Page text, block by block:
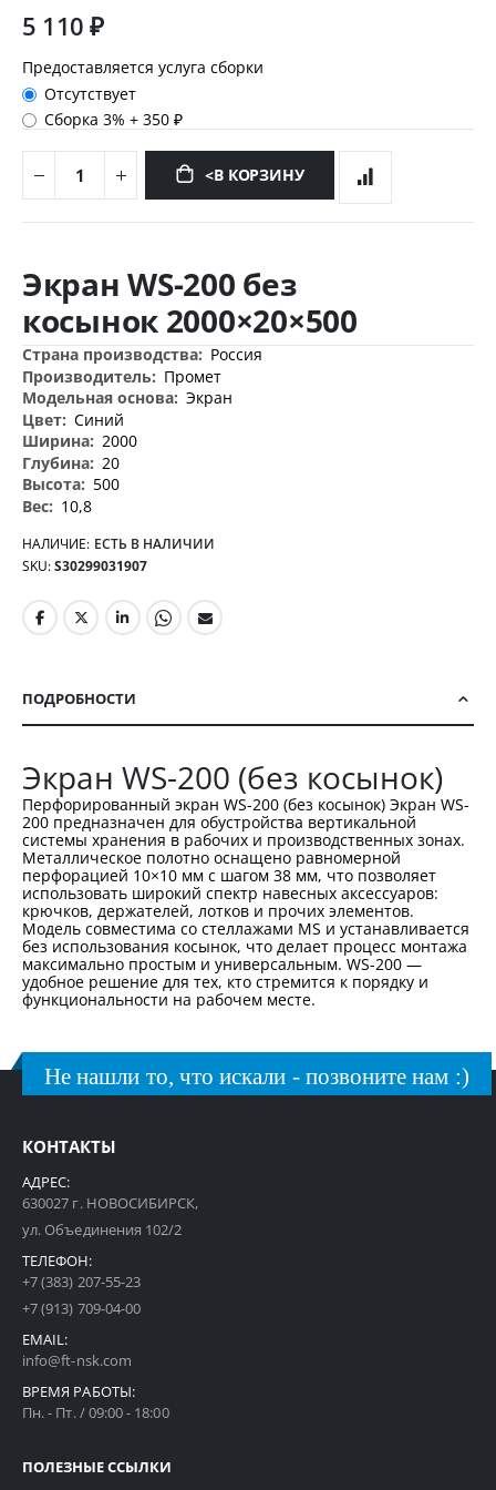
5 110 ₽
Предоставляется услуга сборки
Отсутствует
Сборка 3%+350 ₽
<В КОРЗИНУ
к
началу
галереи
изображений
Экран WS-200 без
косынок 2000×20×500
Дополнительная
информация
Россия
Промет
Экран
Синий
2000
20
500
10,8
НАЛИЧИЕ: ЕСТЬ В НАЛИЧИИ
SKU S30299031907
ПОДРОБНОСТИ
Экран WS-200 (без косынок)
Перфорированный экран WS-200 (без косынок) Экран WS-
200 предназначен для обустройства вертикальной
системы хранения в рабочих и производственных зонах.
Металлическое полотно оснащено равномерной
перфорацией 10×10 мм с шагом 38 мм, что позволяет
использовать широкий спектр навесных аксессуаров:
крючков, держателей, лотков и прочих элементов.
Модель совместима со стеллажами MS и устанавливается
без использования косынок, что делает процесс монтажа
максимально простым и универсальным. WS-200 —
удобное решение для тех, кто стремится к порядку и
функциональности на рабочем месте.
Не нашли то, что искали - позвоните нам :)
КОНТАКТЫ
АДРЕС:
630027 г. НОВОСИБИРСК,
ул. Объединения 102/2
ТЕЛЕФОН:
+7 (383) 207-55-23
+7 (913) 709-04-00
EMAIL:
info@ft-nsk.com
ВРЕМЯ РАБОТЫ:
Пн. - Пт. / 09:00 - 18:00
ПОЛЕЗНЫЕ ССЫЛКИ